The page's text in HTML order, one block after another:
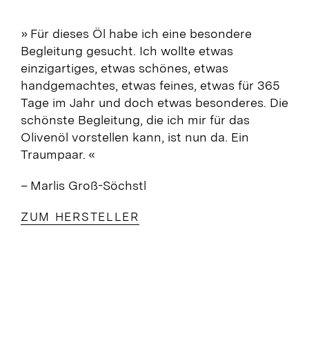
» Für dieses Öl habe ich eine besondere
Begleitung gesucht. Ich wollte etwas
einzigartiges, etwas schönes, etwas
handgemachtes, etwas feines, etwas für 365
Tage im Jahr und doch etwas besonderes. Die
schönste Begleitung, die ich mir für das
Olivenöl vorstellen kann, ist nun da. Ein
Traumpaar. «
– Marlis Groß-Söchstl
ZUM HERSTELLER